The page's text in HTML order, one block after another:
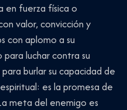
en fuerza física o
valor, convicción y
con aplomo a su
luchar contra su
burlar su capacidad de
es la promesa de
meta del enemigo es